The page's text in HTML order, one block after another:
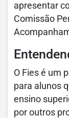
apresentar
Comissão
O Fies é um
para alunos
ensino
por outros